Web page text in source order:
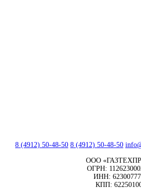
8 (4912) 50-48-50 8 (4912) 50-48-50
ООО
ОГРН:
ИНН:
КПП: